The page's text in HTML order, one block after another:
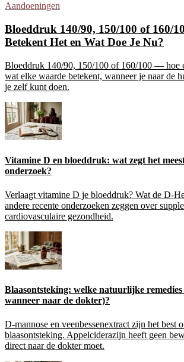
Aandoeningen
Bloeddruk 140/90, 150/100 of 160/
Betekent Het en Wat Doe Je Nu?
Bloeddruk 140/90, 150/100 of 160/100 — hoe
wat elke waarde betekent, wanneer je naar de
je zelf kunt doen.
Vitamine D en bloeddruk: wat zegt het
onderzoek?
Verlaagt vitamine D je bloeddruk? Wat de D-
andere recente onderzoeken zeggen over
cardiovasculaire gezondheid.
Blaasontsteking: welke natuurlijke
wanneer naar de dokter)?
D-mannose en veenbessenextract zijn het best
blaasontsteking. Appelciderazijn heeft geen
direct naar de dokter moet.